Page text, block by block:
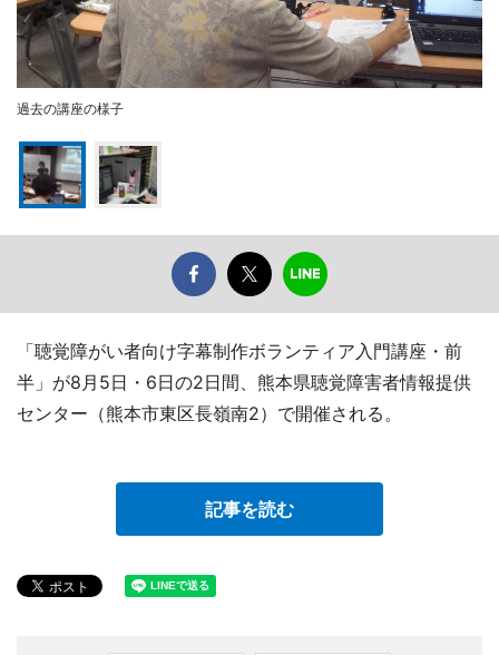
過去の講座の様子
「聴覚障がい者向け字幕制作ボランティア入門講座・前
半」が8月5日・6日の2日間、熊本県聴覚障害者情報提供
センター（熊本市東区長嶺南2）で開催される。
記事を読む